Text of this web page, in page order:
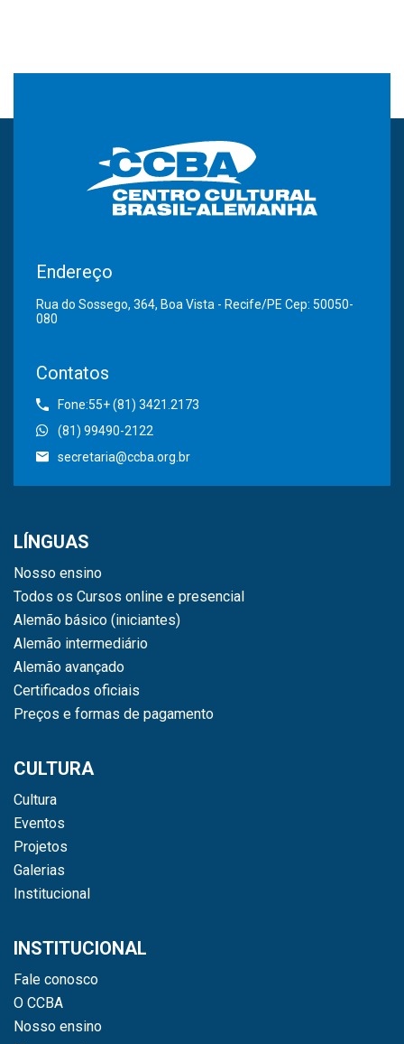
Endereço
Rua do Sossego, 364, Boa Vista - Recife/PE Cep: 50050-
080
Contatos
Fone:55+ (81) 3421.2173
(81) 99490-2122
secretaria@ccba.org.br
LÍNGUAS
Nosso ensino
Todos os Cursos online e presencial
Alemão básico (iniciantes)
Alemão intermediário
Alemão avançado
Certificados oficiais
Preços e formas de pagamento
CULTURA
Cultura
Eventos
Projetos
Galerias
Institucional
INSTITUCIONAL
Fale conosco
O CCBA
Nosso ensino